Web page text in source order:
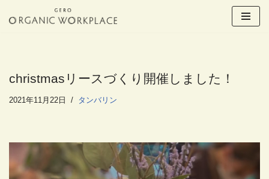
ツ
へ
christmasリースづくり開催しました！
2021年11月22日 タンバリン